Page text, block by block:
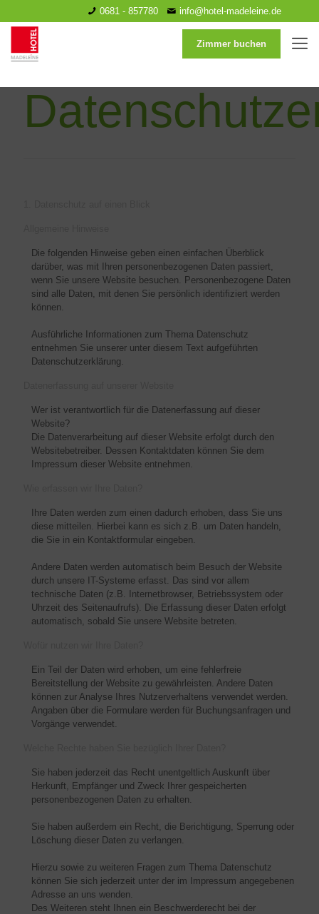
0681 - 857780 info@hotel-madeleine.de
Zimmer buchen
Die folgenden Hinweise geben einen einfachen Überblick
darüber, was mit Ihren personenbezogenen Daten passiert,
wenn Sie unsere Website besuchen. Personenbezogene Daten
sind alle Daten, mit denen Sie persönlich identifiziert werden
können.
Ausführliche Informationen zum Thema Datenschutz
entnehmen Sie unserer unter diesem Text aufgeführten
Datenschutzerklärung.
Wer ist verantwortlich für die Datenerfassung auf dieser
Website?
Die Datenverarbeitung auf dieser Website erfolgt durch den
Websitebetreiber. Dessen Kontaktdaten können Sie dem
Impressum dieser Website entnehmen.
Ihre Daten werden zum einen dadurch erhoben, dass Sie uns
diese mitteilen. Hierbei kann es sich z.B. um Daten handeln,
die Sie in ein Kontaktformular eingeben.
Andere Daten werden automatisch beim Besuch der Website
durch unsere IT-Systeme erfasst. Das sind vor allem
technische Daten (z.B. Internetbrowser, Betriebssystem oder
Uhrzeit des Seitenaufrufs). Die Erfassung dieser Daten erfolgt
automatisch, sobald Sie unsere Website betreten.
Ein Teil der Daten wird erhoben, um eine fehlerfreie
Bereitstellung der Website zu gewährleisten. Andere Daten
können zur Analyse Ihres Nutzerverhaltens verwendet werden.
Angaben über die Formulare werden für Buchungsanfragen und
Vorgänge verwendet.
Sie haben jederzeit das Recht unentgeltlich Auskunft über
Herkunft, Empfänger und Zweck Ihrer gespeicherten
personenbezogenen Daten zu erhalten.
Sie haben außerdem ein Recht, die Berichtigung, Sperrung oder
Löschung dieser Daten zu verlangen.
Hierzu sowie zu weiteren Fragen zum Thema Datenschutz
können Sie sich jederzeit unter der im Impressum angegebenen
Adresse an uns wenden.
Des Weiteren steht Ihnen ein Beschwerderecht bei der